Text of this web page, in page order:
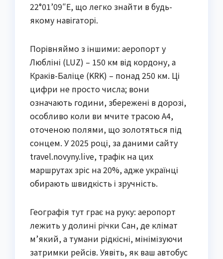
22°01’09″E, що легко знайти в будь-
якому навігаторі.
Порівняймо з іншими: аеропорт у
Любліні (LUZ) – 150 км від кордону, а
Краків-Баліце (KRK) – понад 250 км. Ці
цифри не просто числа; вони
означають години, збережені в дорозі,
особливо коли ви мчите трасою А4,
оточеною полями, що золотяться під
сонцем. У 2025 році, за даними сайту
travel.novyny.live, трафік на цих
маршрутах зріс на 20%, адже українці
обирають швидкість і зручність.
Географія тут грає на руку: аеропорт
лежить у долині річки Сан, де клімат
м’який, а тумани рідкісні, мінімізуючи
затримки рейсів. Уявіть, як ваш автобус